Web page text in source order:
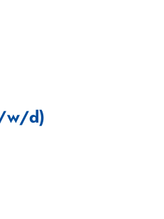
w/d)